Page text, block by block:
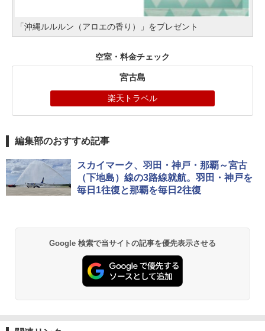
「沖縄ルルルン（アロエの香り）」をプレゼント
空室・料金チェック
宮古島
楽天トラベル
編集部のおすすめ記事
スカイマーク、羽田・神戸・那覇～宮古
（下地島）線の3路線就航。羽田・神戸を
毎日1往復と那覇を毎日2往復
Google 検索で当サイトの記事を優先表示させる